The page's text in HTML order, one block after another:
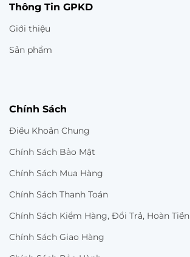
Thông Tin GPKD
Giới thiệu
Sản phẩm
Chính Sách
Điều Khoản Chung
Chính Sách Bảo Mật
Chính Sách Mua Hàng
Chính Sách Thanh Toán
Chính Sách Kiểm Hàng, Đổi Trả, Hoàn Tiền
Chính Sách Giao Hàng